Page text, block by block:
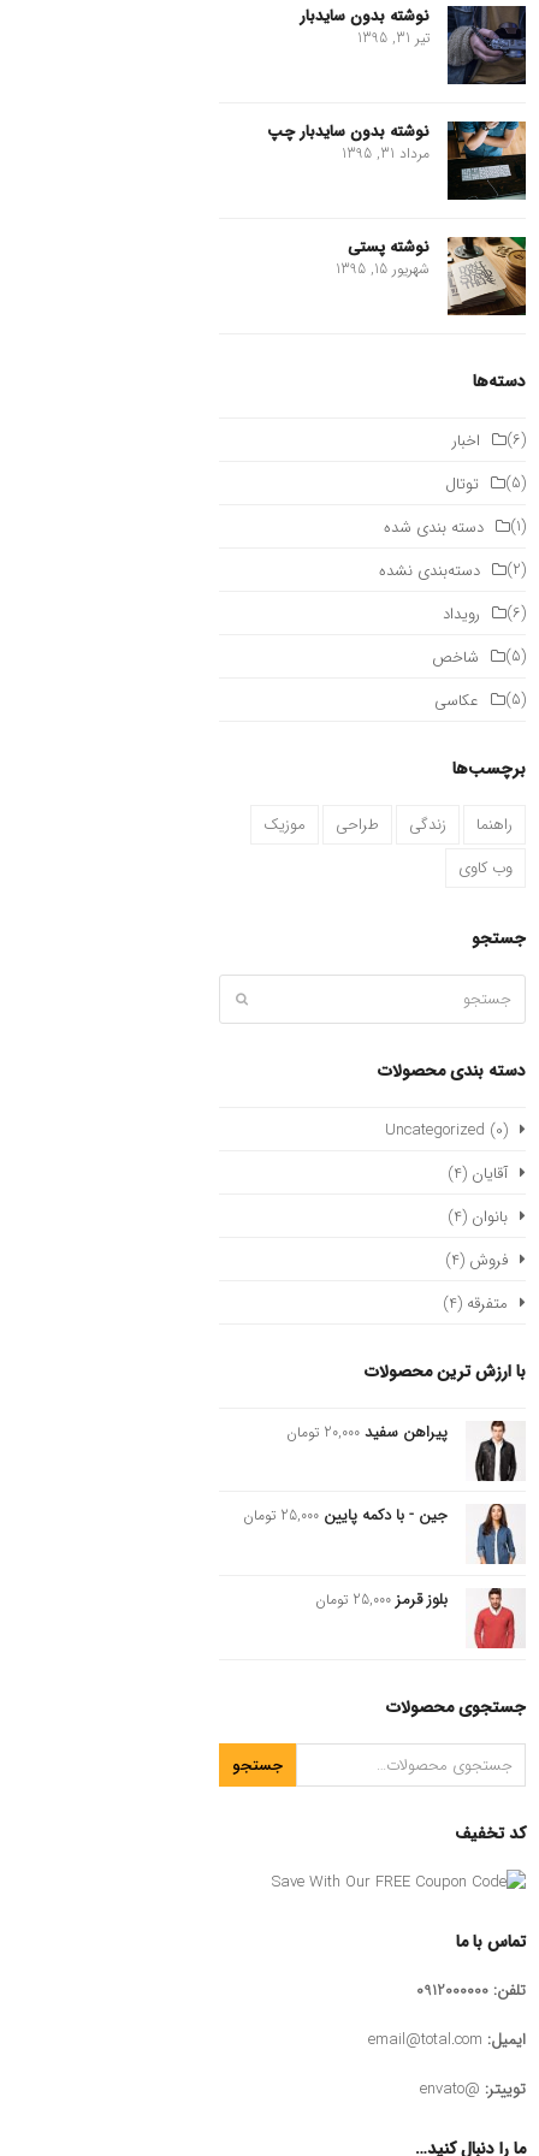
نوشته بدون سایدبار
تیر 31, 1395
نوشته بدون سایدبار چپ
مرداد 31, 1395
نوشته پستی
شهریور 15, 1395
دسته‌ها
اخبار
(6)
توتال
(5)
دسته بندی شده
(1)
دسته‌بندی نشده
(2)
رویداد
(6)
شاخص
(5)
عکاسی
(5)
برچسب‌ها
راهنما زندگی طراحی
موزیک
وب کاوی
جستجو
ثبت
دسته بندی محصولات
Uncategorized (0)
آقایان (4)
بانوان (4)
فروش (4)
متفرقه (4)
با ارزش ترین محصولات
پیراهن سفید 20,000 تومان
جین - با دکمه پایین 25,000 تومان
بلوز قرمز 25,000 تومان
جستجوی محصولات
جستجو
کد تخفیف
تماس با ما
تلفن: 0912000000
ایمیل:
توییتر: @envato
ما را دنبال کنید…